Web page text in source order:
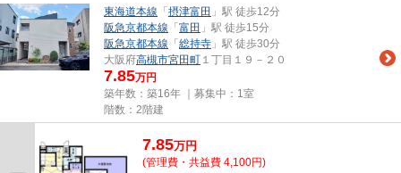
東海道本線 「 摂津富田 」駅 徒歩12分
阪急京都本線 「 富田 」駅 徒歩15分
阪急京都本線 「 総持寺 」駅 徒歩30分
大阪府高槻市宮田町 １丁目１９－２０
7.85万円
築年数：築16年 ｜募集中： 1室
階数：2階建
7.85万円
(管理費・共益費 4,100円)